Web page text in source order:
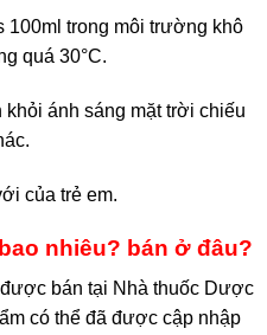
100ml trong môi trường khô
quá 30°C.
ánh sáng mặt trời chiếu
của trẻ em.
nhiêu? bán ở đâu?
bán tại Nhà thuốc Dược
có thể đã được cập nhập